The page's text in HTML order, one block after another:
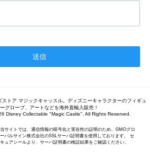
トア マジックキャッスル。ディズニーキャラクターのフィギュ
グローブ、アートなどを海外直輸入販売！
Disney Collectable "Magic Castle". All Rights Reserved.
当サイトでは、通信情報の暗号化と実在性の証明のため、GMOグロ
ーバルサイン株式会社のSSLサーバ証明書を使用しております。 セ
キュアシールより、サーバ証明書の検証結果をご確認ください。